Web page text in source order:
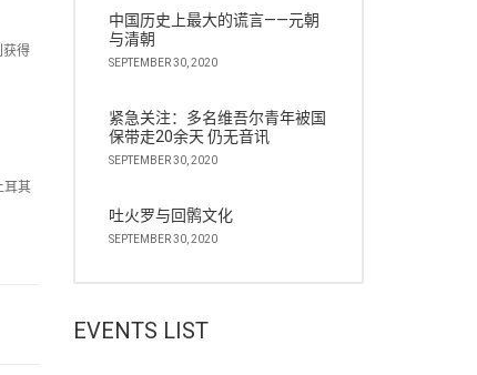
获得
耳其
中国历史上最大的谎言——元朝
与清朝
SEPTEMBER 30, 2020
紧急关注：多名维吾尔青年被国
保带走20余天 仍无音讯
SEPTEMBER 30, 2020
吐火罗与回鹘文化
SEPTEMBER 30, 2020
EVENTS LIST